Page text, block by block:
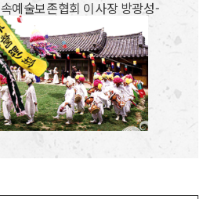
예술보존협회 이사장 방광성-